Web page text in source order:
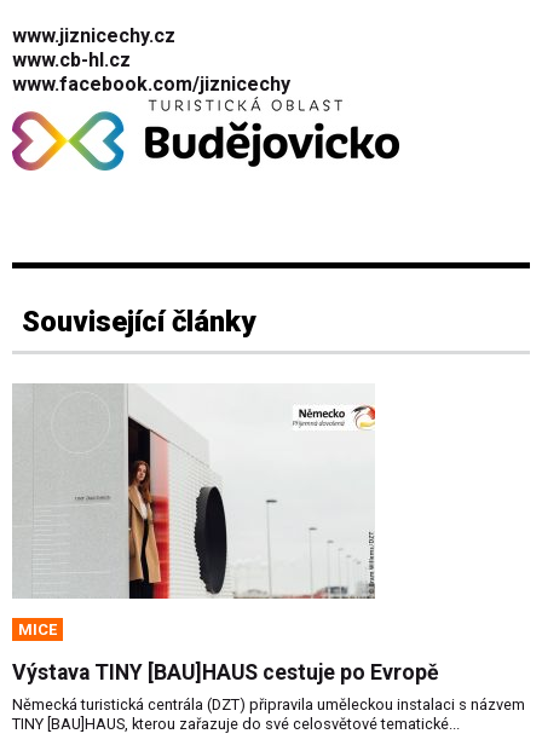
www.jiznicechy.cz
www.cb-hl.cz
www.facebook.com/jiznicechy
Související články
MICE
Výstava TINY [BAU]HAUS cestuje po Evropě
Německá turistická centrála (DZT) připravila uměleckou instalaci s názvem
TINY [BAU]HAUS, kterou zařazuje do své celosvětové tematické...